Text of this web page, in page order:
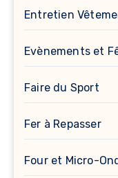
Entretien
Evènements et
Faire du Sport
Fer à Repasser
Four et Micro-